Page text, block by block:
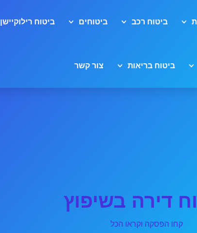
ביטוח רכב ביטוחים ביטוח רילוקיישן
ביטוח בריאות צור קשר
דירה בשיפוץ
קחו הפסקה וקראו הכל